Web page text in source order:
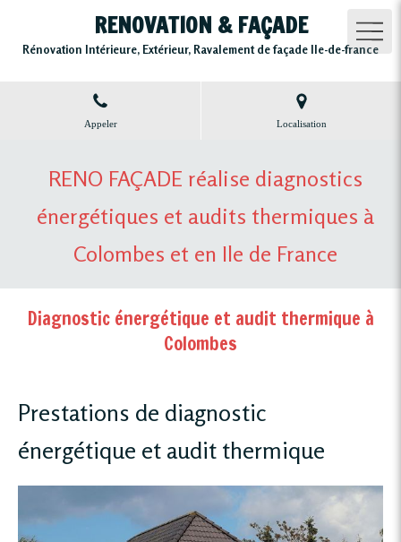
RENOVATION & FAÇADE
Rénovation Intérieure, Extérieur, Ravalement de façade Ile-de-france
Appeler Localisation
RENO FAÇADE réalise diagnostics
énergétiques et audits thermiques à
Colombes et en Ile de France
Diagnostic énergétique et audit thermique à
Colombes
Prestations de diagnostic
énergétique et audit thermique